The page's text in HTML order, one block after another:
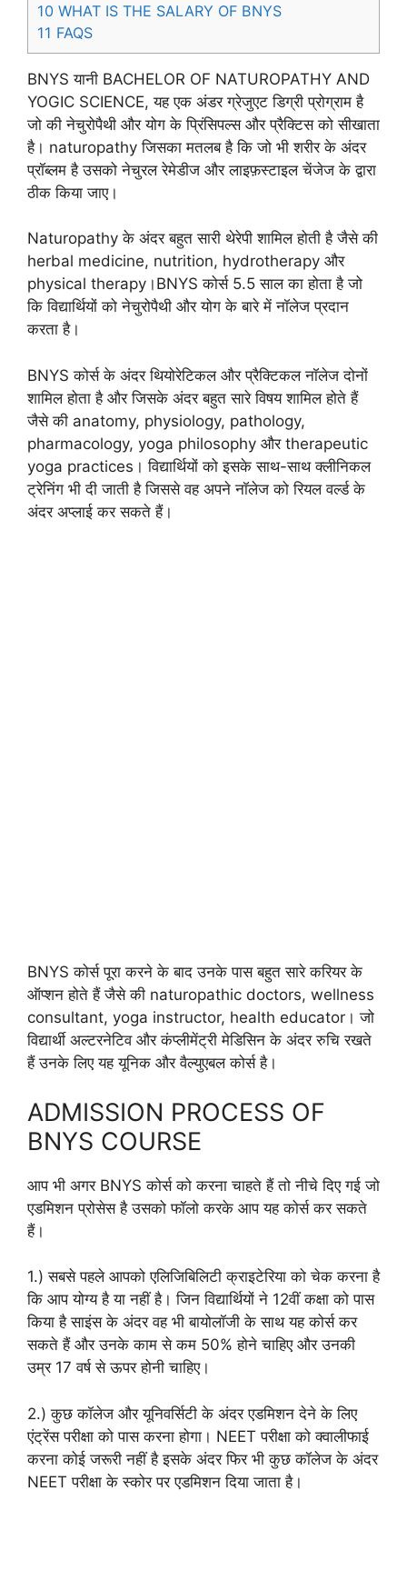
10 WHAT IS THE SALARY OF BNYS
11 FAQS
BNYS यानी BACHELOR OF NATUROPATHY AND
YOGIC SCIENCE, यह एक अंडर ग्रेजुएट डिग्री प्रोग्राम है
जो की नेचुरोपैथी और योग के प्रिंसिपल्स और प्रैक्टिस को सीखाता
है। naturopathy जिसका मतलब है कि जो भी शरीर के अंदर
प्रॉब्लम है उसको नेचुरल रेमेडीज और लाइफ़स्टाइल चेंजेज के द्वारा
ठीक किया जाए।
Naturopathy के अंदर बहुत सारी थेरेपी शामिल होती है जैसे की
herbal medicine, nutrition, hydrotherapy और
physical therapy।BNYS कोर्स 5.5 साल का होता है जो
कि विद्यार्थियों को नेचुरोपैथी और योग के बारे में नॉलेज प्रदान
करता है।
BNYS कोर्स के अंदर थियोरेटिकल और प्रैक्टिकल नॉलेज दोनों
शामिल होता है और जिसके अंदर बहुत सारे विषय शामिल होते हैं
जैसे की anatomy, physiology, pathology,
pharmacology, yoga philosophy और therapeutic
yoga practices। विद्यार्थियों को इसके साथ-साथ क्लीनिकल
ट्रेनिंग भी दी जाती है जिससे वह अपने नॉलेज को रियल वर्ल्ड के
अंदर अप्लाई कर सकते हैं।
BNYS कोर्स पूरा करने के बाद उनके पास बहुत सारे करियर के
ऑप्शन होते हैं जैसे की naturopathic doctors, wellness
consultant, yoga instructor, health educator। जो
विद्यार्थी अल्टरनेटिव और कंप्लीमेंट्री मेडिसिन के अंदर रुचि रखते
हैं उनके लिए यह यूनिक और वैल्युएबल कोर्स है।
ADMISSION PROCESS OF
BNYS COURSE
आप भी अगर BNYS कोर्स को करना चाहते हैं तो नीचे दिए गई जो
एडमिशन प्रोसेस है उसको फॉलो करके आप यह कोर्स कर सकते
हैं।
1.) सबसे पहले आपको एलिजिबिलिटी क्राइटेरिया को चेक करना है
कि आप योग्य है या नहीं है। जिन विद्यार्थियों ने 12वीं कक्षा को पास
किया है साइंस के अंदर वह भी बायोलॉजी के साथ यह कोर्स कर
सकते हैं और उनके काम से कम 50% होने चाहिए और उनकी
उम्र 17 वर्ष से ऊपर होनी चाहिए।
2.) कुछ कॉलेज और यूनिवर्सिटी के अंदर एडमिशन देने के लिए
एंट्रेंस परीक्षा को पास करना होगा। NEET परीक्षा को क्वालीफाई
करना कोई जरूरी नहीं है इसके अंदर फिर भी कुछ कॉलेज के अंदर
NEET परीक्षा के स्कोर पर एडमिशन दिया जाता है।